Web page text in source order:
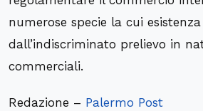
numerose specie la cui
dall’indiscriminato prelievo in
commerciali.
Redazione – Palermo Post